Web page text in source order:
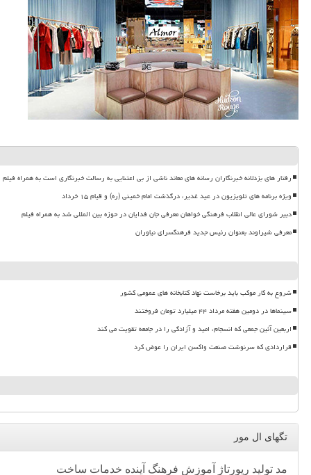
رفتار های بزدلانه خبرنگاران رسانه های معاند ناشی از بی اعتنایی به رسالت خبرنگاری است به همراه فیلم
ویژه برنامه های تلویزیون در عید غدیر، درگذشت امام خمینی (ره) و قیام ۱۵ خرداد
دبیر شورای عالی انقلاب فرهنگی خواهان معرفی جان فدایان در حوزه بین المللی شد به همراه فیلم
معرفی شیراوند بعنوان رئیس جدید فرهنگسرای نیاوران
شروع به کار موکب باید برخاست نهاد کتابخانه های عمومی کشور
سینماها در دومین هفته مرداد ۴۴ میلیارد تومان فروختند
اربعین آئین جمعی که انسجام، امید و آزادگی را در جامعه تقویت می کند
قراردادی که سرنوشت صنعت واکسن ایران را عوض کرد
تگهای ال مور
مد تولید رپورتاژ آموزش فرهنگ آینده خدمات ساخت